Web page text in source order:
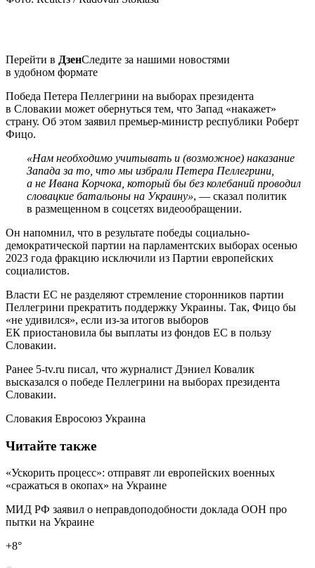
Перейти в ДзенСледите за нашими новостями
в удобном формате
Победа Петера Пеллегрини на выборах президента
в Словакии может обернуться тем, что Запад «накажет»
страну. Об этом заявил премьер-министр республики Роберт
Фицо.
«Нам необходимо учитывать и (возможное) наказание
Запада за то, что мы избрали Петера Пеллегрини,
а не Ивана Корчока, который бы без колебаний проводил
словацкие батальоны на Украину», ― сказал политик
в размещенном в соцсетях видеообращении.
Он напомнил, что в результате победы социально-
демократической партии на парламентских выборах осенью
2023 года фракцию исключили из Партии европейских
социалистов.
Власти ЕС не разделяют стремление сторонников партии
Пеллегрини прекратить поддержку Украины. Так, Фицо бы
«не удивился», если из-за итогов выборов
ЕК приостановила бы выплаты из фондов ЕС в пользу
Словакии.
Ранее 5-tv.ru писал, что журналист Дэниел Ковалик
высказался о победе Пеллегрини на выборах президента
Словакии.
Словакия Евросоюз Украина
Читайте также
«Ускорить процесс»: отправят ли европейских военных
«сражаться в окопах» на Украине
МИД РФ заявил о неправдоподобности доклада ООН про
пытки на Украине
+8°